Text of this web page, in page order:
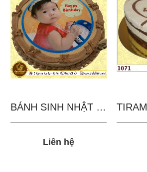
BÁNH SINH NHẬT IN...
Liên hệ